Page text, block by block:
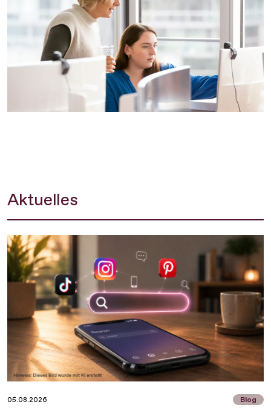
Aktuelles
05.08.2026 Blog